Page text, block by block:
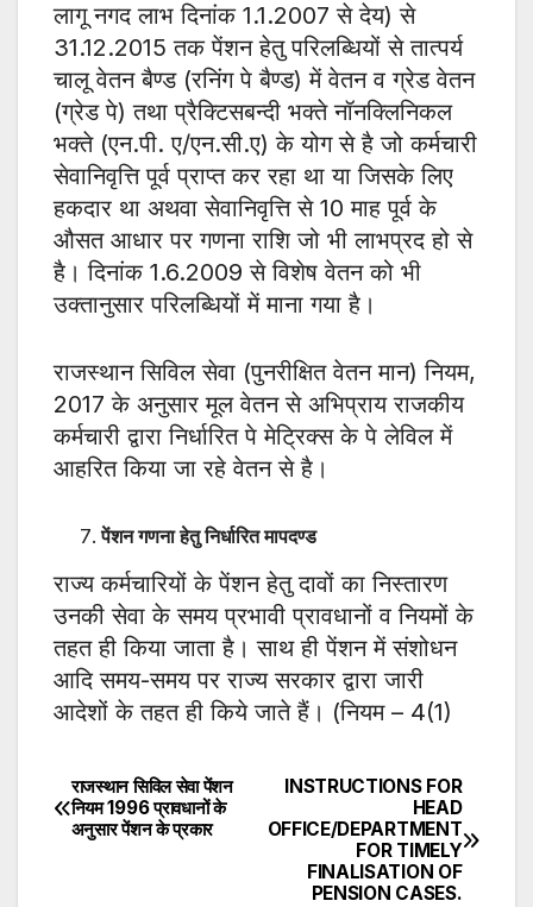
लागू नगद लाभ दिनांक 1.1.2007 से देय) से
31.12.2015 तक पेंशन हेतु परिलब्धियों से तात्पर्य
चालू वेतन बैण्ड (रनिंग पे बैण्ड) में वेतन व ग्रेड वेतन
(ग्रेड पे) तथा प्रैक्टिसबन्दी भक्ते नॉनक्लिनिकल
भक्ते (एन.पी. ए/एन.सी.ए) के योग से है जो कर्मचारी
सेवानिवृत्ति पूर्व प्राप्त कर रहा था या जिसके लिए
हकदार था अथवा सेवानिवृत्ति से 10 माह पूर्व के
औसत आधार पर गणना राशि जो भी लाभप्रद हो से
है। दिनांक 1.6.2009 से विशेष वेतन को भी
उक्तानुसार परिलब्धियों में माना गया है।
राजस्थान सिविल सेवा (पुनरीक्षित वेतन मान) नियम,
2017 के अनुसार मूल वेतन से अभिप्राय राजकीय
कर्मचारी द्वारा निर्धारित पे मेट्रिक्स के पे लेविल में
आहरित किया जा रहे वेतन से है।
पेंशन गणना हेतु निर्धारित मापदण्ड
राज्य कर्मचारियों के पेंशन हेतु दावों का निस्तारण
उनकी सेवा के समय प्रभावी प्रावधानों व नियमों के
तहत ही किया जाता है। साथ ही पेंशन में संशोधन
आदि समय-समय पर राज्य सरकार द्वारा जारी
आदेशों के तहत ही किये जाते हैं। (नियम – 4(1)
Post
navigation
INSTRUCTIONS FOR
HEAD
OFFICE/DEPARTMENT
FOR TIMELY
FINALISATION OF
PENSION CASES.
राजस्थान सिविल सेवा पेंशन
नियम 1996 प्रावधानों के
अनुसार पेंशन के प्रकार